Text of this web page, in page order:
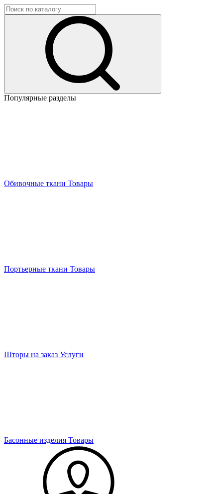
Популярные разделы
Обивочные ткани Товары
Портьерные ткани Товары
Шторы на заказ Услуги
Басонные изделия Товары